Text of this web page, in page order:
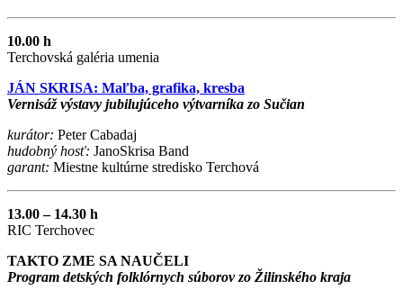
10.00 h
Terchovská galéria umenia
JÁN SKRISA: Maľba, grafika, kresba
Vernisáž výstavy jubilujúceho výtvarníka zo Sučian
kurátor: Peter Cabadaj
hudobný hosť: JanoSkrisa Band
garant: Miestne kultúrne stredisko Terchová
13.00 – 14.30 h
RIC Terchovec
TAKTO ZME SA NAUČELI
Program detských folklórnych súborov zo Žilinského kraja